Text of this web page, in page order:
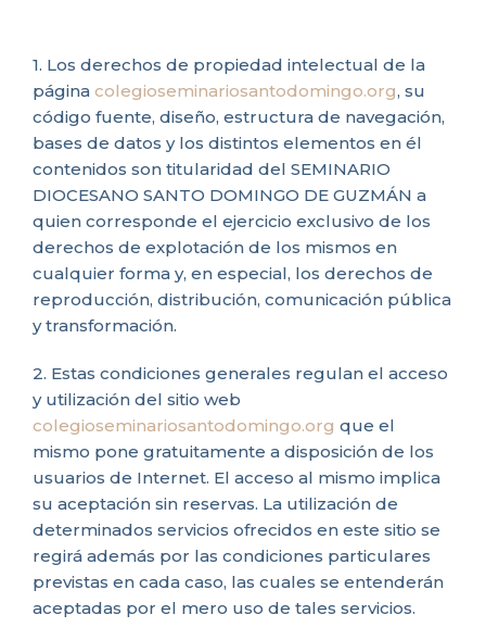
1. Los derechos de propiedad intelectual de la
página colegioseminariosantodomingo.org, su
código fuente, diseño, estructura de navegación,
bases de datos y los distintos elementos en él
contenidos son titularidad del SEMINARIO
DIOCESANO SANTO DOMINGO DE GUZMÁN a
quien corresponde el ejercicio exclusivo de los
derechos de explotación de los mismos en
cualquier forma y, en especial, los derechos de
reproducción, distribución, comunicación pública
y transformación.
2. Estas condiciones generales regulan el acceso
y utilización del sitio web
colegioseminariosantodomingo.org que el
mismo pone gratuitamente a disposición de los
usuarios de Internet. El acceso al mismo implica
su aceptación sin reservas. La utilización de
determinados servicios ofrecidos en este sitio se
regirá además por las condiciones particulares
previstas en cada caso, las cuales se entenderán
aceptadas por el mero uso de tales servicios.